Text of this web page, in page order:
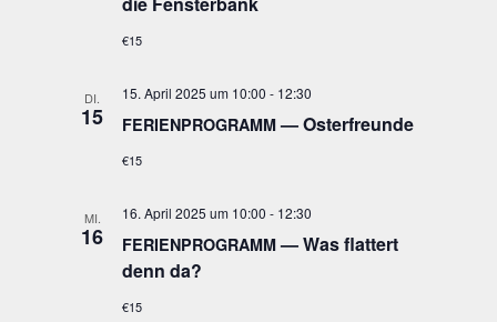
€15
DI.
15 FERIENPROGRAMM— Osterfreunde
15. April 2025 um 10:00 - 12:30
€15
MI.
16 FERIENPROGRAMM— Was flat­tert
denn da?
16. April 2025 um 10:00 - 12:30
€15